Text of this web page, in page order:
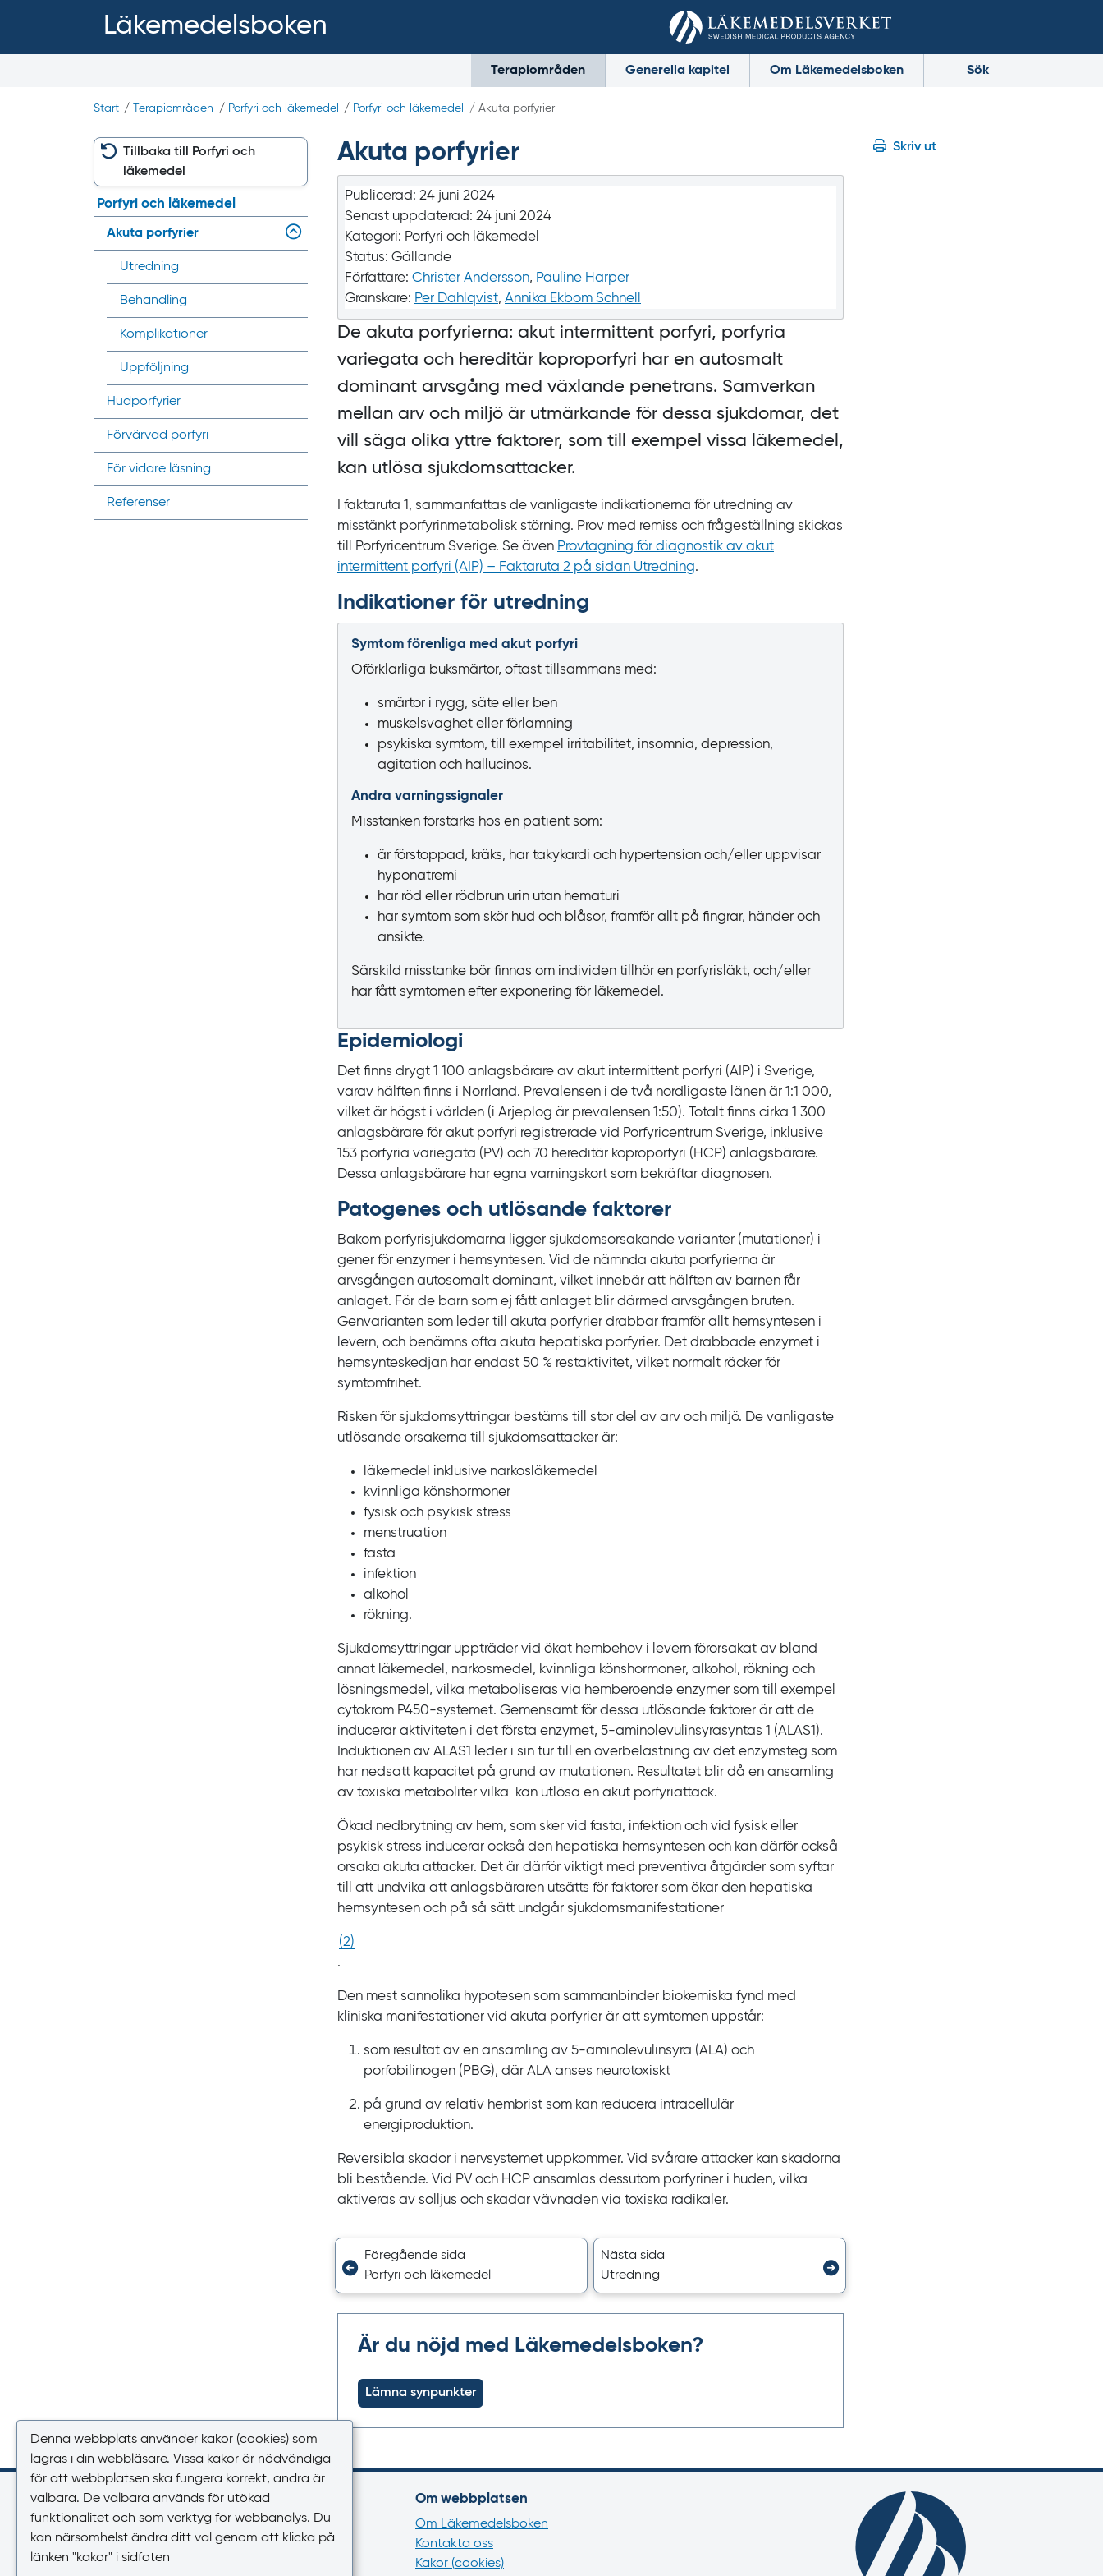
Läkemedelsboken
Terapiområden Generella kapitel Om Läkemedelsboken Sök
Start / Terapiområden / Porfyri och läkemedel / Porfyri och läkemedel / Akuta porfyrier
Skriv ut
Akuta porfyrier
Publicerad: 24 juni 2024
Senast uppdaterad: 24 juni 2024
Kategori: Porfyri och läkemedel
Status: Gällande
Författare: Christer Andersson, Pauline Harper
Granskare: Per Dahlqvist, Annika Ekbom Schnell
De akuta porfyrierna: akut intermittent porfyri, porfyria
variegata och hereditär koproporfyri har en autosmalt
dominant arvsgång med växlande penetrans. Samverkan
mellan arv och miljö är utmärkande för dessa sjukdomar, det
vill säga olika yttre faktorer, som till exempel vissa läkemedel,
kan utlösa sjukdomsattacker.
I faktaruta 1, sammanfattas de vanligaste indikationerna för utredning av
misstänkt porfyrinmetabolisk störning. Prov med remiss och frågeställning skickas
till Porfyricentrum Sverige. Se även Provtagning för diagnostik av akut
intermittent porfyri (AIP) – Faktaruta 2 på sidan Utredning.
Indikationer för utredning
Symtom förenliga med akut porfyri
Oförklarliga buksmärtor, oftast tillsammans med:
smärtor i rygg, säte eller ben
muskelsvaghet eller förlamning
psykiska symtom, till exempel irritabilitet, insomnia, depression,
agitation och hallucinos.
Andra varningssignaler
Misstanken förstärks hos en patient som:
är förstoppad, kräks, har takykardi och hypertension och/eller uppvisar
hyponatremi
har röd eller rödbrun urin utan hematuri
har symtom som skör hud och blåsor, framför allt på fingrar, händer och
ansikte.
Särskild misstanke bör finnas om individen tillhör en porfyrisläkt, och/eller
har fått symtomen efter exponering för läkemedel.
Epidemiologi
Det finns drygt 1 100 anlagsbärare av akut intermittent porfyri (AIP) i Sverige,
varav hälften finns i Norrland. Prevalensen i de två nordligaste länen är 1:1 000,
vilket är högst i världen (i Arjeplog är prevalensen 1:50). Totalt finns cirka 1 300
anlagsbärare för akut porfyri registrerade vid Porfyricentrum Sverige, inklusive
153 porfyria variegata (PV) och 70 hereditär koproporfyri (HCP) anlagsbärare.
Dessa anlagsbärare har egna varningskort som bekräftar diagnosen.
Patogenes och utlösande faktorer
Bakom porfyrisjukdomarna ligger sjukdomsorsakande varianter (mutationer) i
gener för enzymer i hemsyntesen. Vid de nämnda akuta porfyrierna är
arvsgången autosomalt dominant, vilket innebär att hälften av barnen får
anlaget. För de barn som ej fått anlaget blir därmed arvsgången bruten.
Genvarianten som leder till akuta porfyrier drabbar framför allt hemsyntesen i
levern, och benämns ofta akuta hepatiska porfyrier. Det drabbade enzymet i
hemsynteskedjan har endast 50 % restaktivitet, vilket normalt räcker för
symtomfrihet.
Risken för sjukdomsyttringar bestäms till stor del av arv och miljö. De vanligaste
utlösande orsakerna till sjukdomsattacker är:
läkemedel inklusive narkosläkemedel
kvinnliga könshormoner
fysisk och psykisk stress
menstruation
fasta
infektion
alkohol
rökning.
Sjukdomsyttringar uppträder vid ökat hembehov i levern förorsakat av bland
annat läkemedel, narkosmedel, kvinnliga könshormoner, alkohol, rökning och
lösningsmedel, vilka metaboliseras via hemberoende enzymer som till exempel
cytokrom P450-systemet. Gemensamt för dessa utlösande faktorer är att de
inducerar aktiviteten i det första enzymet, 5‍-‍aminolevulin­syrasyntas 1 (ALAS1).
Induktionen av ALAS1 leder i sin tur till en överbelastning av det enzymsteg som
har nedsatt kapacitet på grund av mutationen. Resultatet blir då en ansamling
av toxiska metaboliter vilka kan utlösa en akut porfyriattack.
Ökad nedbrytning av hem, som sker vid fasta, infektion och vid fysisk eller
psykisk stress inducerar också den hepatiska hemsyntesen och kan därför också
orsaka akuta attacker. Det är därför viktigt med preventiva åtgärder som syftar
till att undvika att anlagsbäraren utsätts för faktorer som ökar den hepatiska
hemsyntesen och på så sätt undgår sjukdomsmanifestationer
(2)
.
Den mest sannolika hypotesen som sammanbinder biokemiska fynd med
kliniska manifestationer vid akuta porfyrier är att symtomen uppstår:
som resultat av en ansamling av 5‍-‍aminolevulinsyra (ALA) och
porfobilinogen (PBG), där ALA anses neurotoxiskt
på grund av relativ hembrist som kan reducera intracellulär
energiproduktion.
Reversibla skador i nervsystemet uppkommer. Vid svårare attacker kan skadorna
bli bestående. Vid PV och HCP ansamlas dessutom porfyriner i huden, vilka
aktiveras av solljus och skadar vävnaden via toxiska radikaler.
Föregående sida
Porfyri och läkemedel
Nästa sida
Utredning
Är du nöjd med Läkemedelsboken?
Lämna synpunkter
Tillbaka till Porfyri och
läkemedel
Porfyri och läkemedel
Akuta porfyrier
Utredning
Behandling
Komplikationer
Uppföljning
Hudporfyrier
Förvärvad porfyri
För vidare läsning
Referenser
Kontakt
Växel
Om webbplatsen
Om Läkemedelsboken
Kontakta oss
Kakor (cookies)
Denna webbplats använder kakor (cookies) som
lagras i din webbläsare. Vissa kakor är nödvändiga
för att webbplatsen ska fungera korrekt, andra är
valbara. De valbara används för utökad
funktionalitet och som verktyg för webbanalys. Du
kan närsomhelst ändra ditt val genom att klicka på
länken "kakor" i sidfoten